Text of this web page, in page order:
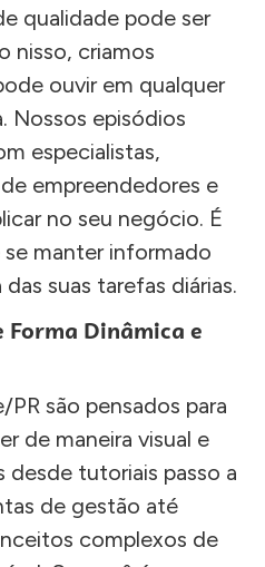
qualidade pode ser
nisso, criamos
ouvir em qualquer
Nossos episódios
especialistas,
empreendedores e
no seu negócio. É
manter informado
suas tarefas diárias.
Dinâmica e
PR são pensados para
de maneira visual e
desde tutoriais passo a
de gestão até
complexos de